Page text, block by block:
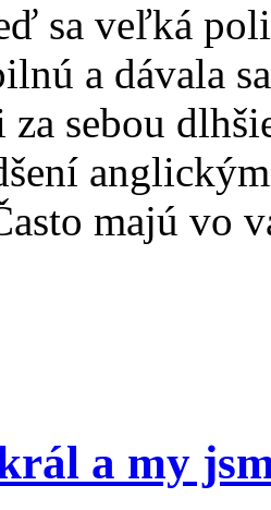
sa veľká
a dávala
za sebou
majú vo
a my